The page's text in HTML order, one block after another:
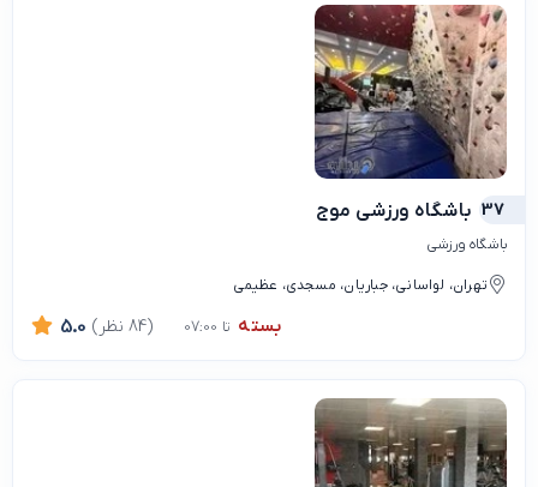
37 باشگاه ورزشي موج
باشگاه ورزشی
تهران، لواسانی، جباریان، مسجدی، عظیمی
بسته تا 07:00 5.0 (84 نظر)